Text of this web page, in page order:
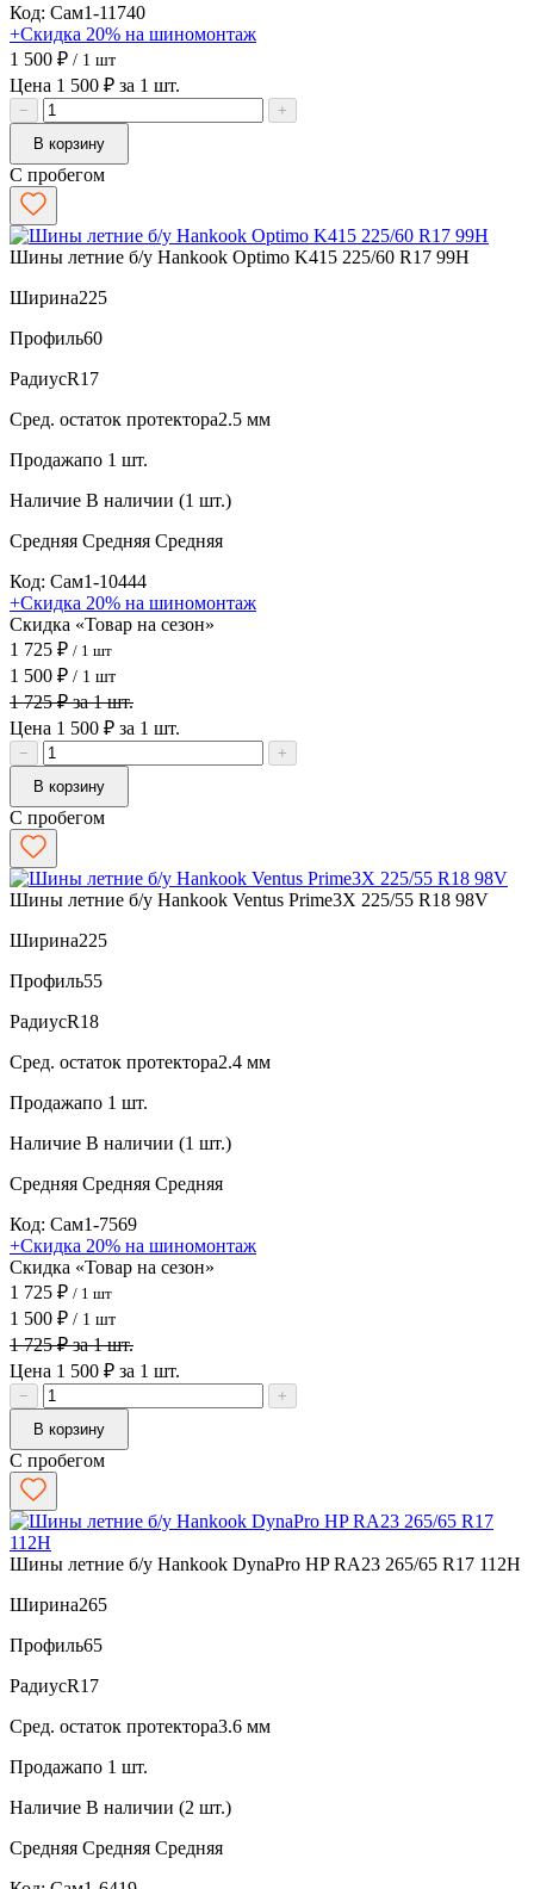
Код: Сам1-11740
+Скидка 20% на шиномонтаж
1 500 ₽ / 1 шт
Цена 1 500 ₽ за 1 шт.
−
+
В корзину
С пробегом
Шины летние б/у Hankook Optimo K415 225/60 R17 99H
Ширина225
Профиль60
РадиусR17
Сред. остаток протектора2.5 мм
Продажапо 1 шт.
Наличие В наличии (1 шт.)
Средняя Средняя Средняя
Код: Сам1-10444
+Скидка 20% на шиномонтаж
Скидка «Товар на сезон»
1 725 ₽ / 1 шт
1 500 ₽ / 1 шт
1 725 ₽ за 1 шт.
Цена 1 500 ₽ за 1 шт.
−
+
В корзину
С пробегом
Шины летние б/у Hankook Ventus Prime3X 225/55 R18 98V
Ширина225
Профиль55
РадиусR18
Сред. остаток протектора2.4 мм
Продажапо 1 шт.
Наличие В наличии (1 шт.)
Средняя Средняя Средняя
Код: Сам1-7569
+Скидка 20% на шиномонтаж
Скидка «Товар на сезон»
1 725 ₽ / 1 шт
1 500 ₽ / 1 шт
1 725 ₽ за 1 шт.
Цена 1 500 ₽ за 1 шт.
−
+
В корзину
С пробегом
Шины летние б/у Hankook DynaPro HP RA23 265/65 R17 112H
Ширина265
Профиль65
РадиусR17
Сред. остаток протектора3.6 мм
Продажапо 1 шт.
Наличие В наличии (2 шт.)
Средняя Средняя Средняя